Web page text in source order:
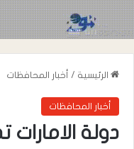
الرئيسية / أخبار المحافظات
أخبار المحافظات
دولة